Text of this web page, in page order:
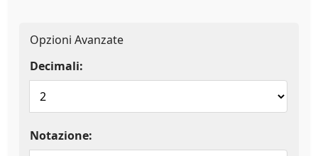
Opzioni Avanzate
Decimali:
Notazione: